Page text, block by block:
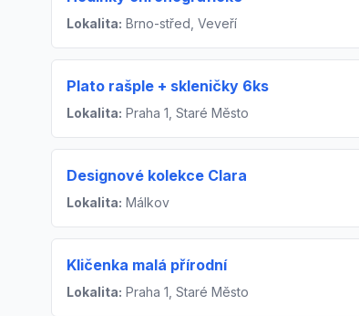
Lokalita: Brno-střed, Veveří
Plato rašple + skleničky 6ks
Lokalita: Praha 1, Staré Město
Designové kolekce Clara
Lokalita: Málkov
Kličenka malá přírodní
Lokalita: Praha 1, Staré Město